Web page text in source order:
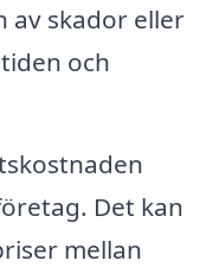
av skador eller
och
Det kan
mellan